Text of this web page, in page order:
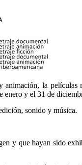
la películas
enero y el 31 de
sonido y música.
y que hayan sido